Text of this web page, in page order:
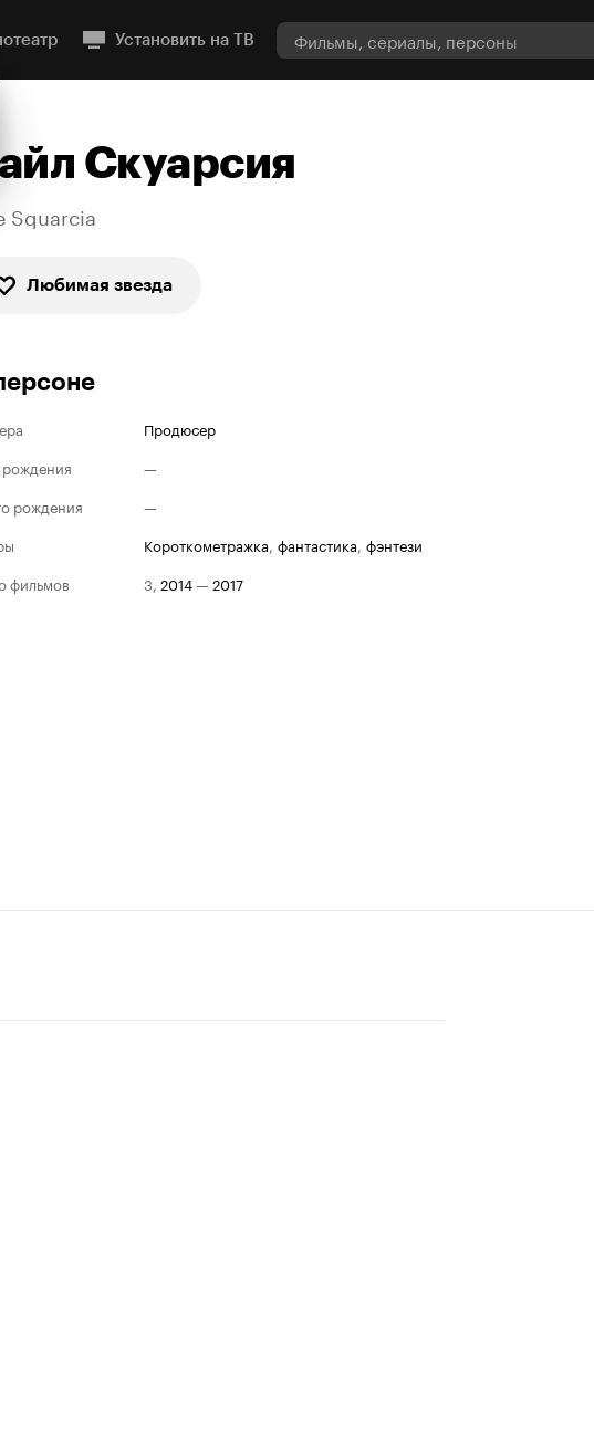
Установить на ТВ
Скуарсия
Squarcia
Любимая звезда
Продюсер
рождения
—
рождения
—
короткометражка, фантастика, фэнтези
фильмов
3, 2014— 2017